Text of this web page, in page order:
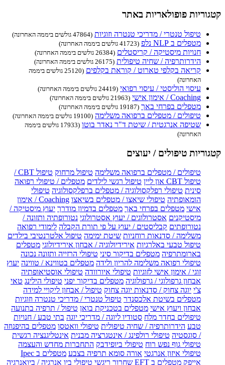
קטגוריות פופולאריות באתר
טיפול טנטרי / מדריכי טנטרה וזוגיות (47864 גולשים ביממה האחרונה)
מטפלים ב NLP נלפ (41723 גולשים ביממה האחרונה)
חנויות מיסטיקה / קריסטלים (26384 גולשים ביממה האחרונה)
הידרותרפיה / שחיה טיפולית (26175 גולשים ביממה האחרונה)
קריאה בקלפי טארוט / קוראת בקלפים
(25120 גולשים ביממה
האחרונה)
עיסוי הוליסטי / עיסוי רפואי (24419 גולשים ביממה האחרונה)
Coaching / אימון אישי (21963 גולשים ביממה האחרונה)
מטפלים בפרחי באך (19187 גולשים ביממה האחרונה)
טיפולים / מטפלים ברפואה משלימה (19100 גולשים ביממה האחרונה)
שטיפה אנרגטית / שיטת ד"ר נאדר בוטו
(17933 גולשים ביממה
האחרונה)
קטגוריות טיפולים / יעוצים
טיפולים / מטפלים ברפואה משלימה טיפול מרחוק
טיפול CBT /
טיפול CBT און ליין
טיפול רגשי לילדים מטפלים / טיפולי רפואה
סינית טיפולי רפלקסולוגיה / מטפלים ברפלקסולוגיה טיפולי
הומאופתיה טיפולי שיאצו / מטפלים בשיאצו
Coaching / אימון
אישי מטפלים בפרחי באך מטפלים בדמיון מודרך יעוץ מיסטיקה /
מיסטיקנים אסטרולוגים / יעוץ אסטרולוגי נטורופתיה ותזונה /
נטורופתים קבליסטים / יעוץ על פי תורת הקבלה לימודי רפואה
משלימה / סדנאות רוחניות שיטת ימימה טיפול אלטרנטיבי בילדים
טיפול טבעי באלרגיות אירידיולוגיה / אבחון אירידיולוגי מטפלים
בארומתרפיה מטפלים בדיקור סיני טיפולי הרזייה ותזונה נכונה
טיפולי רפואה משלימה להריון ולידה מטפלים בטווינא / טווינה יעוץ
זוגי / אימון אישי לזוגיות טיפולי איורוודה טיפולי אוסטיאופתיה
אבחון גרפולוגי / גרפולוגיה מטפלים בדיקור יפני טיפולי הילינג טאי
צ'י יוגה צחוק / סדנאות יוגה צחוק טיפול / אבחון ליקויי למידה
מטפלים בשיטת אלכסנדר טיפול טנטרי / מדריכי טנטרה וזוגיות
אבחון ויעוץ אישי מטפלים בטכניקת בואן טיפול / תרפיה בתנועה
טיפולים בחדר מלח סטודיו ליוגה / מדריכי יוגה בתי טבע / חנויות
טבע הידרותרפיה / שחיה טיפולית טיפולי וואטסו מטפלים בהיפנוזה
/ סוגסטיה טיפולי רולפינג / אינטגרציה מבנית אינטליגנציה רגשית
טיפולי גוף נפש רוח טיפולי ביופידבק התחברות מחדש והעצמה
טיפולי איזון אנרגטי אורה סומא תרפיה בצבע
מטפלים ב Ipec
אייפק מטפלים ב EFT שחרור ריגשי
טיפולי ביו אנרגיה / ביואנרגיה